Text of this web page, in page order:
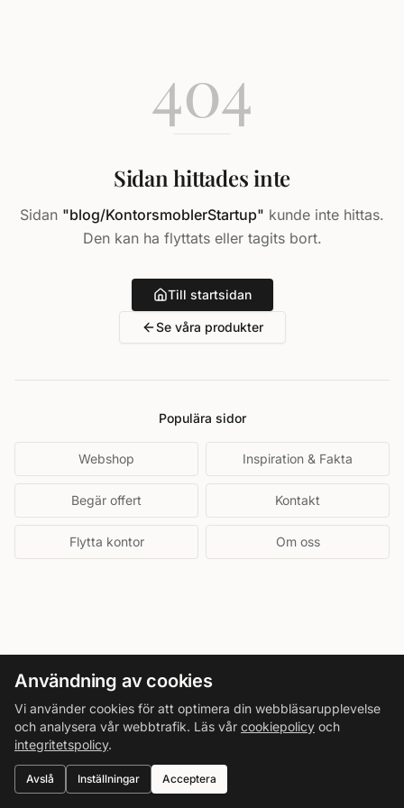
404
Sidan hittades inte
Sidan "blog/KontorsmoblerStartup" kunde inte hittas.
Den kan ha flyttats eller tagits bort.
Till startsidan
Se våra produkter
Populära sidor
Webshop Inspiration & Fakta
Begär offert Kontakt
Flytta kontor Om oss
Användning av cookies
Vi använder cookies för att optimera din webbläsarupplevelse
och analysera vår webbtrafik. Läs vår cookiepolicy och
integritetspolicy.
Avslå Inställningar Acceptera